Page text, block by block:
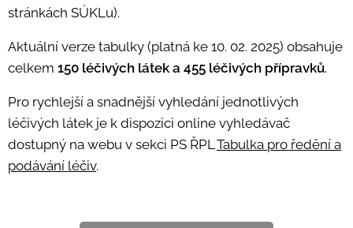
stránkách SÚKLu).
Aktuální verze tabulky (platná ke 10. 02. 2025) obsahuje
celkem 150 léčivých látek a 455 léčivých přípravků.
Pro rychlejší a snadnější vyhledání jednotlivých
léčivých látek je k dispozici online vyhledávač
dostupný na webu v sekci PS ŘPLTabulka pro ředění a
podávání léčiv.